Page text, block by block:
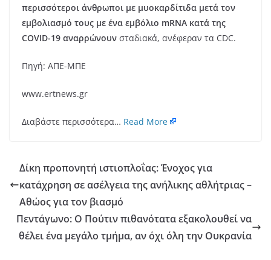
περισσότεροι άνθρωποι με μυοκαρδίτιδα μετά τον
εμβολιασμό τους με ένα εμβόλιο mRNA κατά της
COVID-19 αναρρώνουν σταδιακά, ανέφεραν τα CDC.
Πηγή: ΑΠΕ-ΜΠΕ
www.ertnews.gr
Διαβάστε περισσότερα… Read More
Δίκη προπονητή ιστιοπλοΐας: Ένοχος για
κατάχρηση σε ασέλγεια της ανήλικης αθλήτριας –
Αθώος για τον βιασμό
Πεντάγωνο: Ο Πούτιν πιθανότατα εξακολουθεί να
θέλει ένα μεγάλο τμήμα, αν όχι όλη την Ουκρανία